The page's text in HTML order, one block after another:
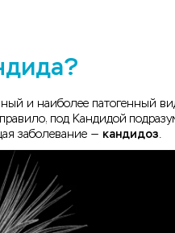
и наиболее патогенный
под Кандидой
заболевание — кандидоз.